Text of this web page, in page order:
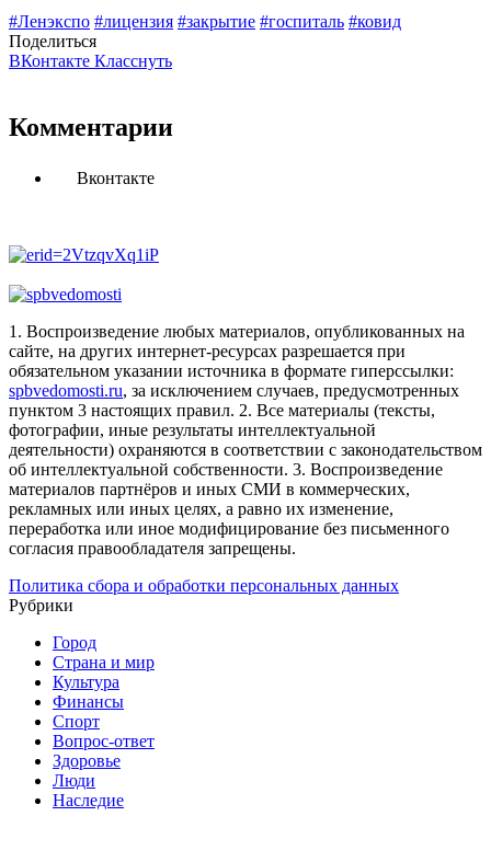
#Ленэкспо #лицензия #закрытие #госпиталь #ковид
Поделиться
ВКонтакте Класснуть
Комментарии
Вконтакте
1. Воспроизведение любых материалов, опубликованных на
сайте, на других интернет-ресурсах разрешается при
обязательном указании источника в формате гиперссылки:
spbvedomosti.ru, за исключением случаев, предусмотренных
пунктом 3 настоящих правил. 2. Все материалы (тексты,
фотографии, иные результаты интеллектуальной
деятельности) охраняются в соответствии с законодательством
об интеллектуальной собственности. 3. Воспроизведение
материалов партнёров и иных СМИ в коммерческих,
рекламных или иных целях, а равно их изменение,
переработка или иное модифицирование без письменного
согласия правообладателя запрещены.
Политика сбора и обработки персональных данных
Рубрики
Город
Страна и мир
Культура
Финансы
Спорт
Вопрос-ответ
Здоровье
Люди
Наследие